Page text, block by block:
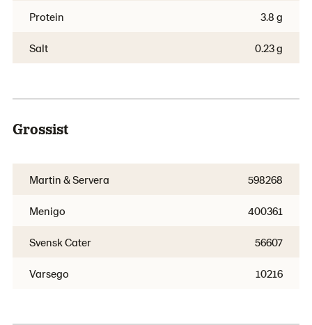
Protein 3.8 g
Salt 0.23 g
Grossist
Martin & Servera 598268
Menigo 400361
Svensk Cater 56607
Varsego 10216